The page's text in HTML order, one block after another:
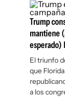
Café y
Agro
Brand
Mundo
Trump
mantiene
esperado)
El triunfo
que
a los